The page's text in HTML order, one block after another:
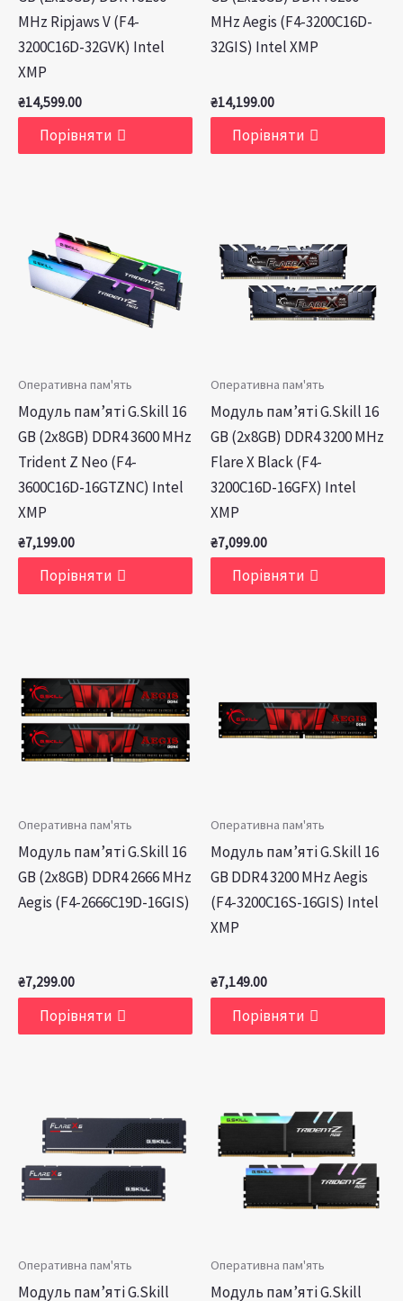
MHz Ripjaws V (F4-
3200C16D-32GVK) Intel
XMP
₴14,599.00
Порівняти
MHz Aegis (F4-3200C16D-
32GIS) Intel XMP
₴14,199.00
Порівняти
Оперативна пам'ять
Модуль пам’яті G.Skill 16
GB (2x8GB) DDR4 3600 MHz
Trident Z Neo (F4-
3600C16D-16GTZNC) Intel
XMP
₴7,199.00
Порівняти
Оперативна пам'ять
Модуль пам’яті G.Skill 16
GB (2x8GB) DDR4 3200 MHz
Flare X Black (F4-
3200C16D-16GFX) Intel
XMP
₴7,099.00
Порівняти
Оперативна пам'ять
Модуль пам’яті G.Skill 16
GB (2x8GB) DDR4 2666 MHz
Aegis (F4-2666C19D-16GIS)
₴7,299.00
Порівняти
Оперативна пам'ять
Модуль пам’яті G.Skill 16
GB DDR4 3200 MHz Aegis
(F4-3200C16S-16GIS) Intel
XMP
₴7,149.00
Порівняти
Оперативна пам'ять
Модуль пам’яті G.Skill
Оперативна пам'ять
Модуль пам’яті G.Skill